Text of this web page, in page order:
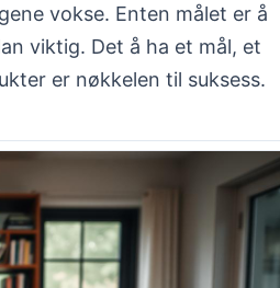
vokse. Enten målet er å
viktig. Det å ha et mål, et
er nøkkelen til suksess.